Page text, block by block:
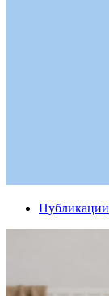
Публикации